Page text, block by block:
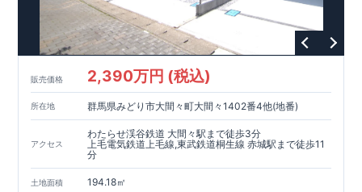
販売価格 2,390万円 (税込)
所在地 群馬県みどり市大間々町大間々1402番4他(地番)
アクセス
わたらせ渓谷鉄道 大間々駅まで徒歩3分
上毛電気鉄道上毛線,東武鉄道桐生線 赤城駅まで徒歩11
分
土地面積 194.18㎡